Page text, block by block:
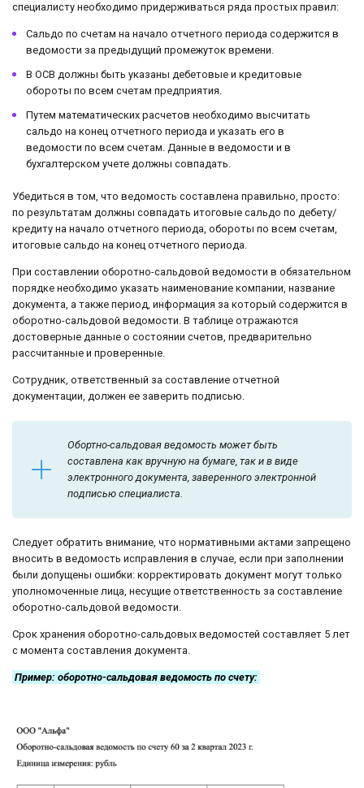
специалисту необходимо придерживаться ряда простых правил:
Сальдо по счетам на начало отчетного периода содержится в
ведомости за предыдущий промежуток времени.
В ОСВ должны быть указаны дебетовые и кредитовые
обороты по всем счетам предприятия.
Путем математических расчетов необходимо высчитать
сальдо на конец отчетного периода и указать его в
ведомости по всем счетам. Данные в ведомости и в
бухгалтерском учете должны совпадать.
Убедиться в том, что ведомость составлена правильно, просто:
по результатам должны совпадать итоговые сальдо по дебету/
кредиту на начало отчетного периода, обороты по всем счетам,
итоговые сальдо на конец отчетного периода.
При составлении оборотно-сальдовой ведомости в обязательном
порядке необходимо указать наименование компании, название
документа, а также период, информация за который содержится в
оборотно-сальдовой ведомости. В таблице отражаются
достоверные данные о состоянии счетов, предварительно
рассчитанные и проверенные.
Сотрудник, ответственный за составление отчетной
документации, должен ее заверить подписью.
Обортно-сальдовая ведомость может быть
составлена как вручную на бумаге, так и в виде
электронного документа, заверенного электронной
подписью специалиста.
Следует обратить внимание, что нормативными актами запрещено
вносить в ведомость исправления в случае, если при заполнении
были допущены ошибки: корректировать документ могут только
уполномоченные лица, несущие ответственность за составление
оборотно-сальдовой ведомости.
Срок хранения оборотно-сальдовых ведомостей составляет 5 лет
с момента составления документа.
Пример: оборотно-сальдовая ведомость по счету: